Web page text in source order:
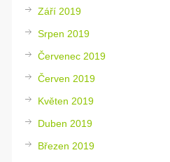
Září 2019
Srpen 2019
Červenec 2019
Červen 2019
Květen 2019
Duben 2019
Březen 2019